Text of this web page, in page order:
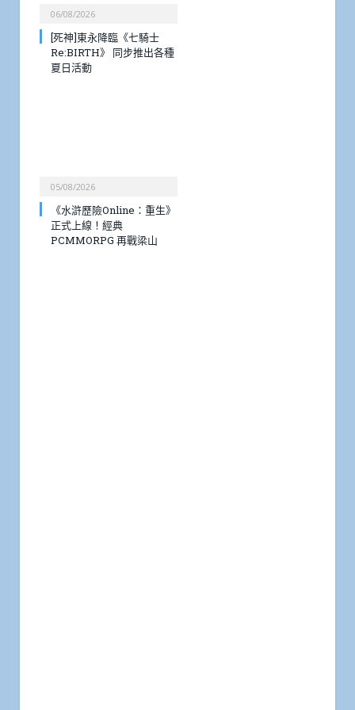
06/08/2026
[死神]東永降臨《七騎士
Re:BIRTH》 同步推出各種
夏日活動
05/08/2026
《水滸歷險Online：重生》
正式上線！經典
PCMMORPG 再戰梁山